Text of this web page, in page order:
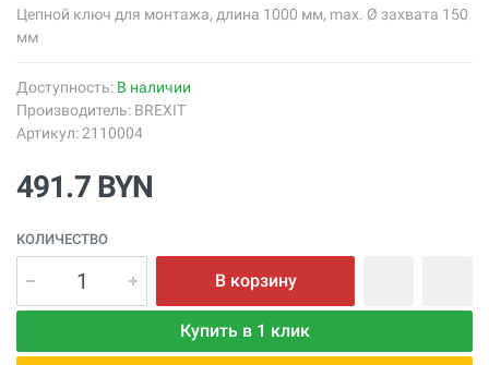
Цепной ключ для монтажа, длина 1000 мм, max. Ø захвата 150
мм
Доступность: В наличии
Производитель: BREXIT
Артикул: 2110004
491.7 BYN
КОЛИЧЕСТВО
В корзину
Купить в 1 клик